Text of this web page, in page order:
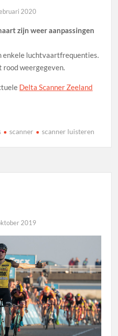
2020
zijn weer aanpassingen
enkele luchtvaartfrequenties.
rood weergegeven.
Delta Scanner Zeeland
scanner scanner luisteren
2019